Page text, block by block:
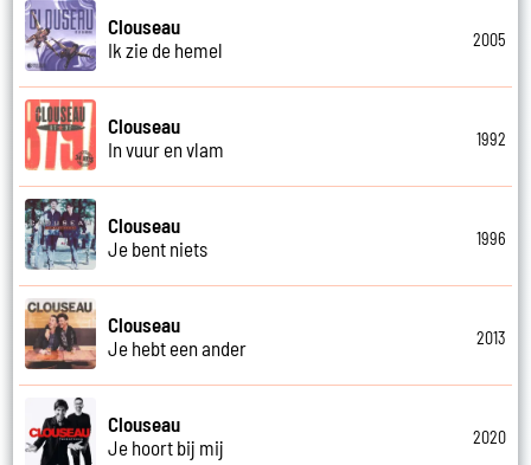
Clouseau
Ik zie de hemel
2005
Clouseau
In vuur en vlam
1992
Clouseau
Je bent niets
1996
Clouseau
Je hebt een ander
2013
Clouseau
Je hoort bij mij
2020